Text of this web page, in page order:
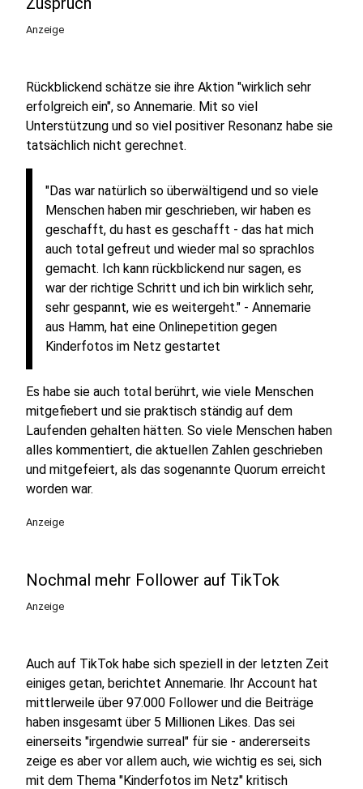
Anzeige
Rückblickend schätze sie ihre Aktion "wirklich sehr
erfolgreich ein", so Annemarie. Mit so viel
Unterstützung und so viel positiver Resonanz habe sie
tatsächlich nicht gerechnet.
"Das war natürlich so überwältigend und so viele
Menschen haben mir geschrieben, wir haben es
geschafft, du hast es geschafft - das hat mich
auch total gefreut und wieder mal so sprachlos
gemacht. Ich kann rückblickend nur sagen, es
war der richtige Schritt und ich bin wirklich sehr,
sehr gespannt, wie es weitergeht." - Annemarie
aus Hamm, hat eine Onlinepetition gegen
Kinderfotos im Netz gestartet
Es habe sie auch total berührt, wie viele Menschen
mitgefiebert und sie praktisch ständig auf dem
Laufenden gehalten hätten. So viele Menschen haben
alles kommentiert, die aktuellen Zahlen geschrieben
und mitgefeiert, als das sogenannte Quorum erreicht
worden war.
Anzeige
Nochmal mehr Follower auf TikTok
Anzeige
Auch auf TikTok habe sich speziell in der letzten Zeit
einiges getan, berichtet Annemarie. Ihr Account hat
mittlerweile über 97.000 Follower und die Beiträge
haben insgesamt über 5 Millionen Likes. Das sei
einerseits "irgendwie surreal" für sie - andererseits
zeige es aber vor allem auch, wie wichtig es sei, sich
mit dem Thema "Kinderfotos im Netz" kritisch